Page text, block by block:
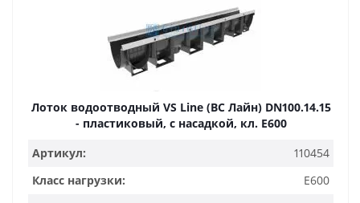
Лоток водоотводный VS Line (ВС Лайн) DN100.14.15
- пластиковый, с насадкой, кл. Е600
Артикул:
110454
Класс нагрузки:
E600